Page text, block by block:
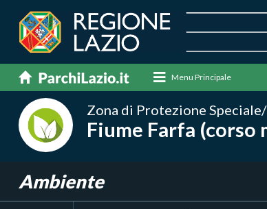
Menu Principale
Zona di Protezione
Fiume Farfa (corso
Ambiente